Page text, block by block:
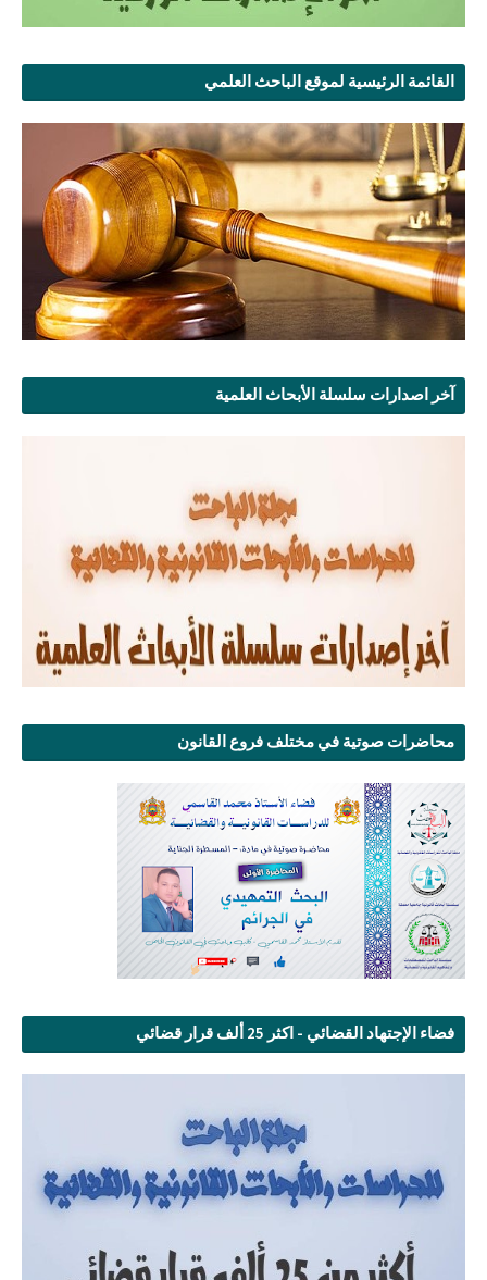
القائمة الرئيسية لموقع الباحث العلمي
آخر اصدارات سلسلة الأبحاث العلمية
محاضرات صوتية في مختلف فروع القانون
فضاء الإجتهاد القضائي - اكثر 25 ألف قرار قضائي